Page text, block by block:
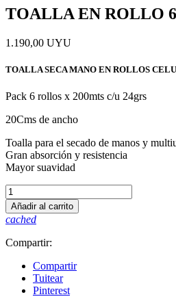
TOALLA EN ROLLO
1.190,00 UYU
TOALLA SECA MANO EN ROLLOS
Pack 6 rollos x 200mts c/u 24grs
20Cms de ancho
Toalla para el secado de manos y
Gran absorción y resistencia
Mayor suavidad
Añadir al carrito
cached
Compartir:
Compartir
Tuitear
Pinterest